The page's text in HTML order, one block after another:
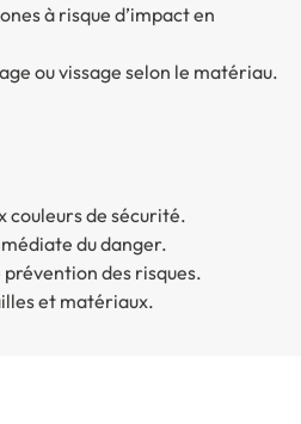
à risque d’impact en
ou vissage selon le matériau.
couleurs de sécurité.
du danger.
des risques.
et matériaux.